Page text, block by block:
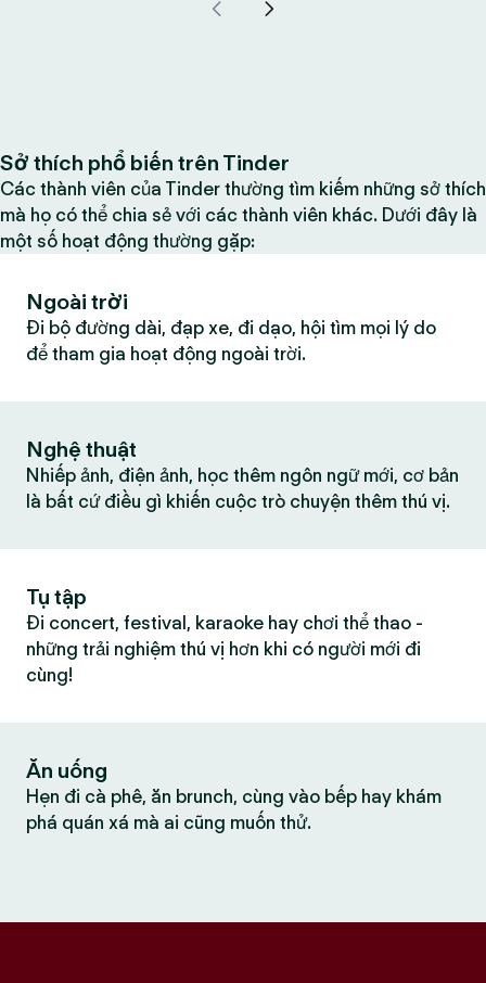
Sở thích phổ biến trên Tinder
Các thành viên của Tinder thường tìm kiếm những sở thích
mà họ có thể chia sẻ với các thành viên khác. Dưới đây là
một số hoạt động thường gặp:
Ngoài trời
Đi bộ đường dài, đạp xe, đi dạo, hội tìm mọi lý do
để tham gia hoạt động ngoài trời.
Nghệ thuật
Nhiếp ảnh, điện ảnh, học thêm ngôn ngữ mới, cơ bản
là bất cứ điều gì khiến cuộc trò chuyện thêm thú vị.
Tụ tập
Đi concert, festival, karaoke hay chơi thể thao -
những trải nghiệm thú vị hơn khi có người mới đi
cùng!
Ăn uống
Hẹn đi cà phê, ăn brunch, cùng vào bếp hay khám
phá quán xá mà ai cũng muốn thử.